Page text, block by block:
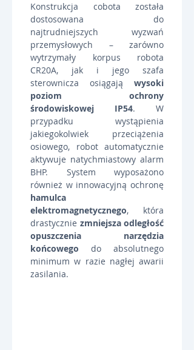
Konstrukcja cobota została
dostosowana do
najtrudniejszych wyzwań
przemysłowych – zarówno
wytrzymały korpus robota
CR20A, jak i jego szafa
sterownicza osiągają wysoki
poziom ochrony
środowiskowej IP54. W
przypadku wystąpienia
jakiegokolwiek przeciążenia
osiowego, robot automatycznie
aktywuje natychmiastowy alarm
BHP. System wyposażono
hamulca
elektromagnetycznego, która
drastycznie zmniejsza odległość
opuszczenia narzędzia
końcowego do absolutnego
minimum w razie nagłej awarii
zasilania.